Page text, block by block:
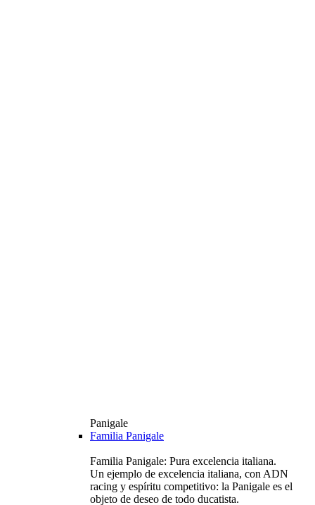
Panigale
Familia Panigale
Familia Panigale: Pura excelencia italiana.
Un ejemplo de excelencia italiana, con ADN
racing y espíritu competitivo: la Panigale es el
objeto de deseo de todo ducatista.